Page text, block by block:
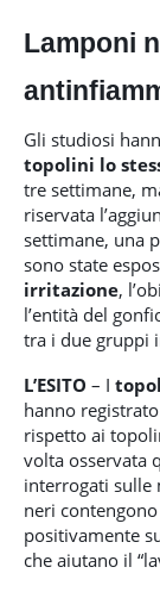
Lamponi
Gli studiosi
topolini lo
tre settimane,
riservata
settimane, una
sono state
irritazione,
l’entità del
tra i due gruppi
L’ESITO – I
hanno
rispetto ai
volta osservata
interrogati sulle
neri
positivamente
che aiutano il